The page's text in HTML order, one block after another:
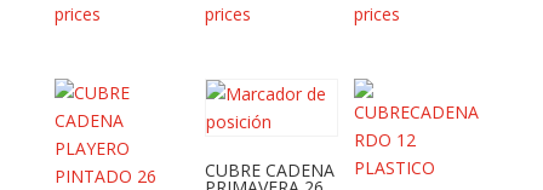
prices
prices
prices
CUBRE CADENA